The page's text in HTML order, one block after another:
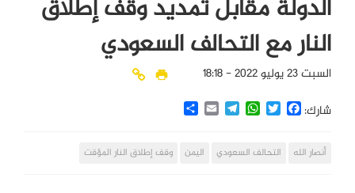
الدولة مقابل تمديد وقف إطلاق
النار مع التحالف السعودي
السبت 23 يوليو 2022 - 18:18
شارك:
Facebook
Twitter
WhatsApp
Telegram
Email
Share
أنصار الله التحالف السعودي اليمن وقف إطلاق النار المؤقت